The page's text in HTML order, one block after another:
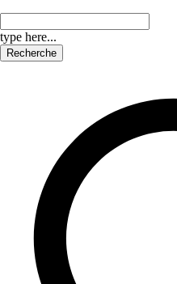
type here...
Recherche